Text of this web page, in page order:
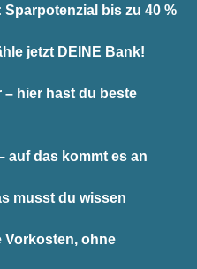
bis zu 40 %
jetzt DEINE Bank!
– hier hast du beste
auf das kommt es an
musst du wissen
Vorkosten, ohne